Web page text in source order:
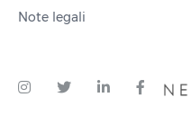
Note legali